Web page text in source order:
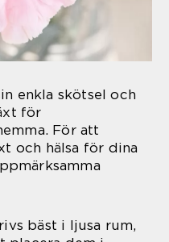
enkla skötsel och
för
För att
och hälsa för dina
bäst i ljusa rum,